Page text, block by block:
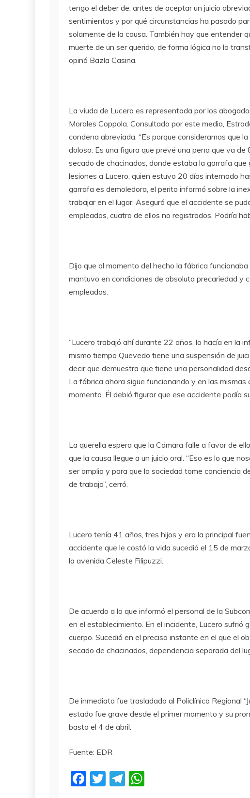
tengo el deber de, antes de aceptar un juicio
sentimientos y por qué circunstancias ha pasado
solamente de la causa. También hay que entender
muerte de un ser querido, de forma lógica no lo
opinó Bazla Casina.
La viuda de Lucero es representada por los
Morales Coppola. Consultado por este medio,
condena abreviada. “Es porque consideramos que
doloso. Es una figura que prevé una pena que va
secado de chacinados, donde estaba la garrafa
lesiones a Lucero, quien estuvo 20 días internado
garrafa es demoledora, el perito informó sobre la
trabajar en el lugar. Aseguró que el accidente se
empleados, cuatro de ellos no registrados. Podría
Dijo que al momento del hecho la fábrica
mantuvo en condiciones de absoluta precariedad y
empleados.
“Lucero trabajó ahí durante 22 años, lo hacía en la
mismo tiempo Quevedo tiene una suspensión de
decir que demuestra que tiene una personalidad
La fábrica ahora sigue funcionando y en las mismas
momento. Él debió figurar que ese accidente podía
La querella espera que la Cámara falle a favor de
que la causa llegue a un juicio oral. “Eso es lo que
ser amplia y para que la sociedad tome conciencia
de trabajo”, cerró.
Lucero tenía 41 años, tres hijos y era la principal
accidente que le costó la vida sucedió el 15 de
la avenida Celeste Filipuzzi.
De acuerdo a lo que informó el personal de la
en el establecimiento. En el incidente, Lucero sufrió
cuerpo. Sucedió en el preciso instante en el que el
secado de chacinados, dependencia separada del
De inmediato fue trasladado al Policlínico Regional
estado fue grave desde el primer momento y su
basta el 4 de abril.
Fuente: EDR
F
T
T